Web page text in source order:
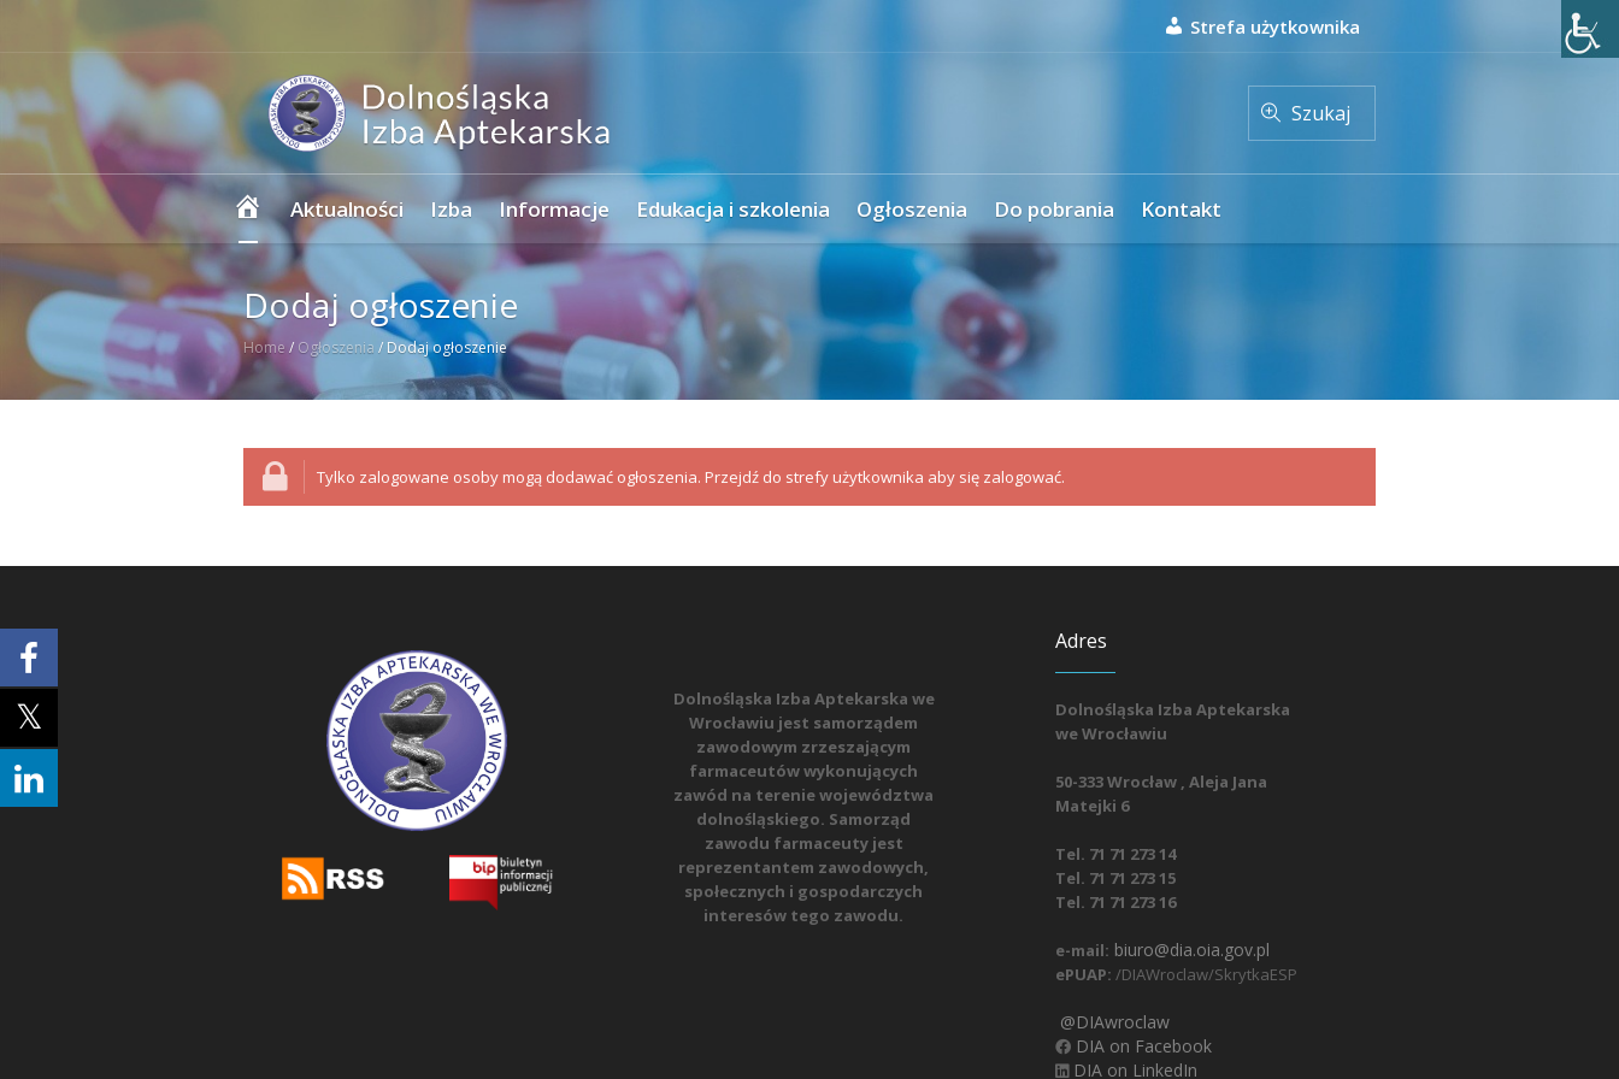
Strefa użytkownika
Szukaj
Strona
główna
Aktualności Izba Informacje Edukacja i szkolenia Ogłoszenia Do pobrania Kontakt
Dodaj ogłoszenie
Home / Ogłoszenia / Dodaj ogłoszenie
Tylko zalogowane osoby mogą dodawać ogłoszenia. Przejdź do strefy użytkownika aby się zalogować.
Dolnośląska Izba Aptekarska we
Wrocławiu jest samorządem
zawodowym zrzeszającym
farmaceutów wykonujących
zawód na terenie województwa
dolnośląskiego. Samorząd
zawodu farmaceuty jest
reprezentantem zawodowych,
społecznych i gospodarczych
interesów tego zawodu.
Adres
Dolnośląska Izba Aptekarska
we Wrocławiu
50-333 Wrocław , Aleja Jana
Matejki 6
Tel. 71 71 273 14
Tel. 71 71 273 15
Tel. 71 71 273 16
e-mail: biuro@dia.oia.gov.pl
ePUAP: /DIAWroclaw/SkrytkaESP
@DIAwroclaw
DIA on Facebook
DIA on LinkedIn